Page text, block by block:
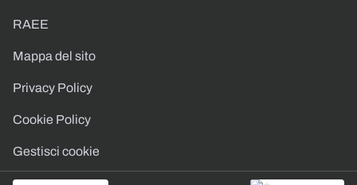
RAEE
Mappa del sito
Privacy Policy
Cookie Policy
Gestisci cookie